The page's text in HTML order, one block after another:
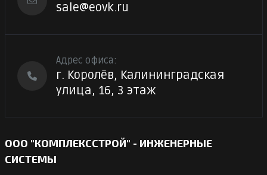
sale@eovk.ru
Адрес офиса:
г. Королёв, Калининградская
улица, 16, 3 этаж
ООО "КОМПЛЕКССТРОЙ" - ИНЖЕНЕРНЫЕ
СИСТЕМЫ